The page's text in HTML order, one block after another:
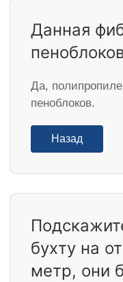
Данная
Да,
пеноблоков.
Назад
бухту на
метр, они